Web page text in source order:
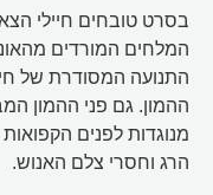
בסרט טובחים חיילי
המלחים המורדים
התנועה המסודרת של
ההמון. גם פני ההמון
מנוגדות לפנים
הרג וחסרי צלם האנוש.